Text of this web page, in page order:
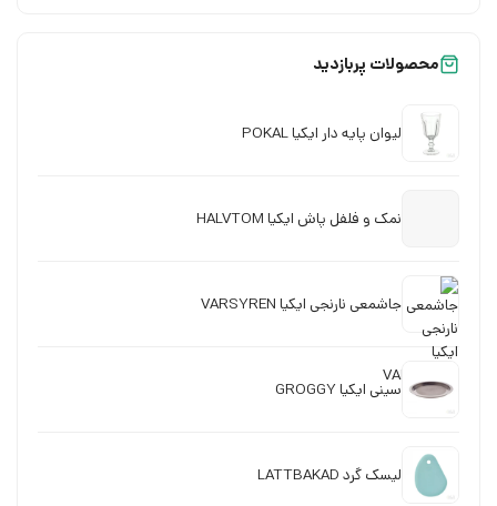
محصولات پربازدید
لیوان پایه دار ایکیا POKAL
نمک و فلفل پاش ایکیا HALVTOM
جاشمعی نارنجی ایکیا VARSYREN
سینی ایکیا GROGGY
لیسک گرد LATTBAKAD